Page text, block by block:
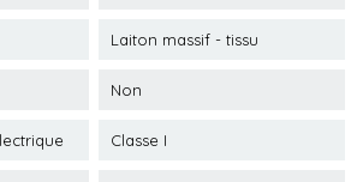
Laiton massif - tissu
Non
Classe I